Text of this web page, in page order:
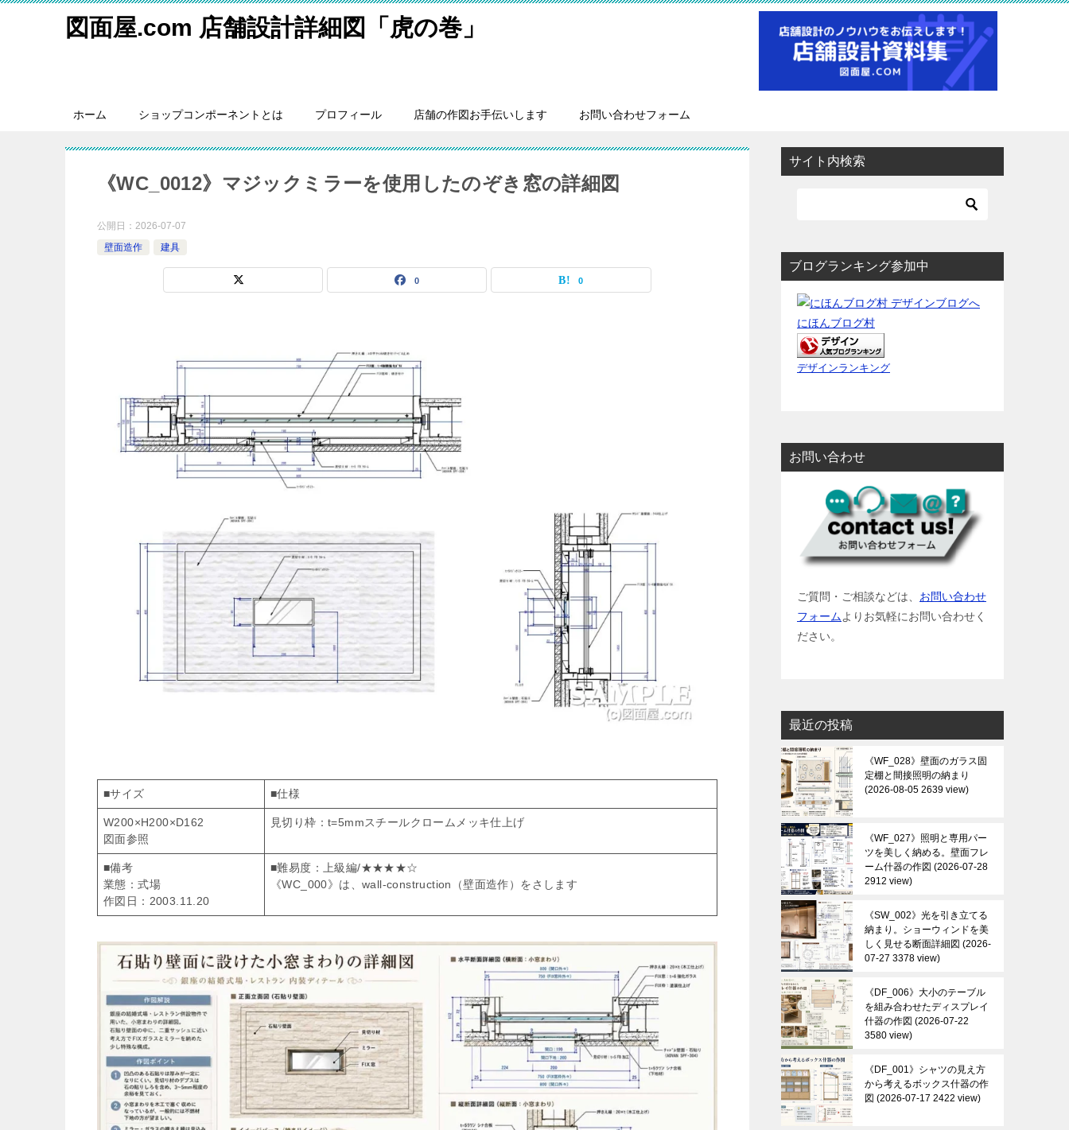
図面屋.com 店舗設計詳細図「虎の巻」
ホーム ショップコンポーネントとは プロフィール 店舗の作図お手伝いします お問い合わせフォーム
《WC_0012》マジックミラーを使用したのぞき窓の詳細図
公開日： 2026-07-07
壁面造作
建具
0 0
■サイズ ■仕様
W200×H200×D162
図面参照
見切り枠：t=5mmスチールクロームメッキ仕上げ
■備考
業態：式場
作図日：2003.11.20
■難易度：上級編/★★★★☆
《WC_000》は、wall-construction（壁面造作）をさします
サイト内検索
ブログランキング参加中
にほんブログ村
デザインランキング
お問い合わせ
ご質問・ご相談などは、 お問い合わせ
フォームよりお気軽にお問い合わせく
ださい。
最近の投稿
《WF_028》壁面のガラス固
定棚と間接照明の納まり
2026-08-05 2639 view
《WF_027》照明と専用パー
ツを美しく納める。壁面フレ
ーム什器の作図
2026-07-28
2912 view
《SW_002》光を引き立てる
納まり。ショーウィンドを美
しく見せる断面詳細図
2026-
07-27 3378 view
《DF_006》大小のテーブル
を組み合わせたディスプレイ
什器の作図
2026-07-22
3580 view
《DF_001》シャツの見え方
から考えるボックス什器の作
図
2026-07-17 2422 view